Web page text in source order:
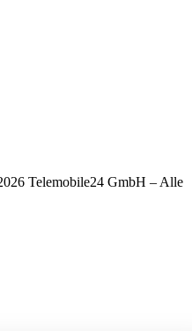
Telemobile24 GmbH – Alle